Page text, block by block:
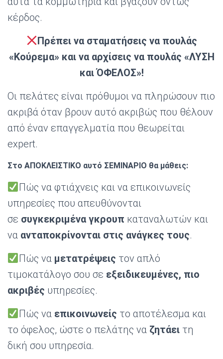
κέρδος.
Πρέπει να σταματήσεις να πουλάς
«Κούρεμα» και να αρχίσεις να πουλάς «ΛΥΣΗ
και ΌΦΕΛΟΣ»!
Οι πελάτες είναι πρόθυμοι να πληρώσουν πιο
ακριβά όταν βρουν αυτό ακριβώς που θέλουν
από έναν επαγγελματία που θεωρείται
expert.
Στο ΑΠΟΚΛΕΙΣΤΙΚΟ αυτό ΣΕΜΙΝΑΡΙΟ θα μάθεις:
Πώς να φτιάχνεις και να επικοινωνείς
υπηρεσίες που απευθύνονται
σε συγκεκριμένα γκρουπ καταναλωτών και
να ανταποκρίνονται στις ανάγκες τους.
Πώς να μετατρέψεις τον απλό
τιμοκατάλογο σου σε εξειδικευμένες, πιο
ακριβές υπηρεσίες.
Πώς να επικοινωνείς το αποτέλεσμα και
το όφελος, ώστε ο πελάτης να ζητάει τη
δική σου υπηρεσία.